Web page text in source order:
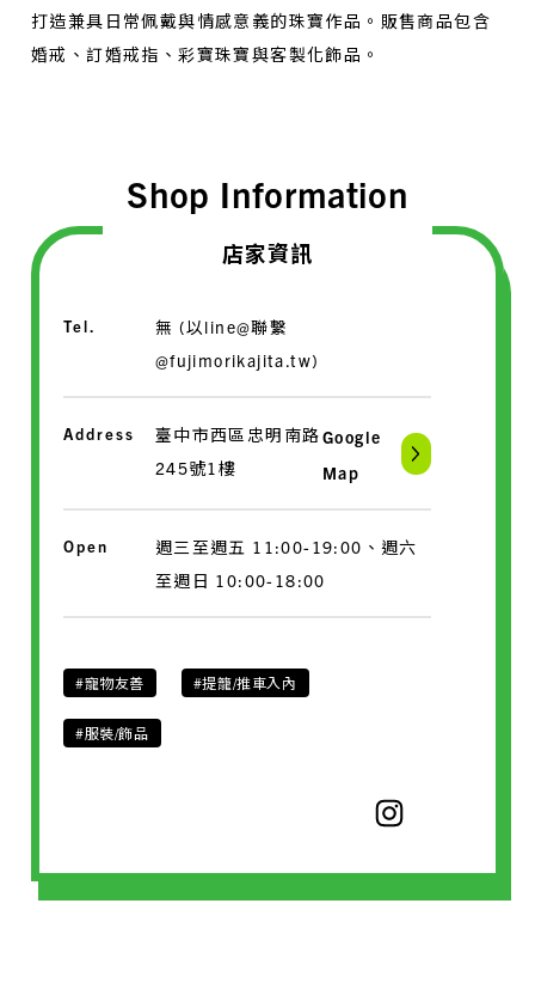
打造兼具日常佩戴與情感意義的珠寶作品。販售商品包含
婚戒、訂婚戒指、彩寶珠寶與客製化飾品。
Shop Information
店家資訊
Tel.
無 (以line@聯繫
@fujimorikajita.tw)
Address
臺中市西區忠明南路
245號1樓
Google
Map
Open
週三至週五 11:00-19:00、週六
至週日 10:00-18:00
#寵物友善 #提籠/推車入內
#服裝/飾品